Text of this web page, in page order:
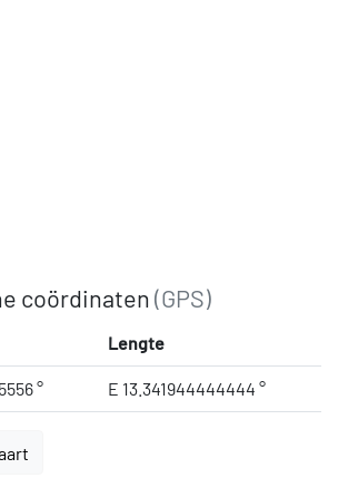
coördinaten(GPS)
Lengte
° E 13.341944444444 °